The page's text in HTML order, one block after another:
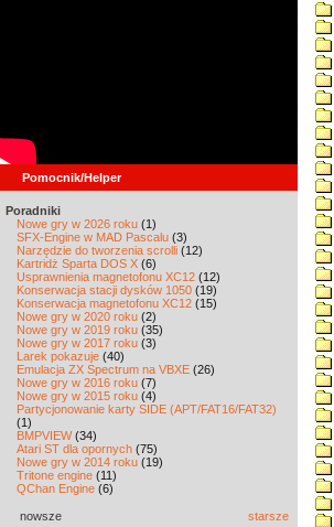
Pomocnik/Helper
Poradniki
Nowe gry w 2026 roku (1)
SFX-Engine w MAD Pascalu (3)
Narzędzie do tworzenia scrolli (12)
Kartridż Sparta DOS X (6)
Usprawnienia magnetofonu XC12 (12)
Konserwacja stacji dysków 1050 (19)
Konserwacja magnetofonu XC12 (15)
Nowe gry w 2020 roku (2)
Nowe gry w 2019 roku (35)
Nowe gry w 2017 roku (3)
Larek pokazuje (40)
Emulacja ZX Spectrum na VBXE (26)
Nowe gry w 2016 roku (7)
Nowe gry w 2015 roku (4)
Partycjonowanie karty SIDE (APT/FAT16/FAT32)
(1)
BMPVIEW(34)
Atari ST dla opornych (75)
Nowe gry w 2014 roku (19)
Tritone engine (11)
QChan Engine (6)
nowsze starsze